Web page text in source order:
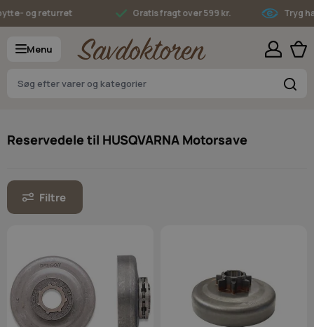
Skip to Content
returret Gratis fragt over 599 kr. Tryg
Menu
Reservedele til HUSQVARNA Motorsave
Filtre